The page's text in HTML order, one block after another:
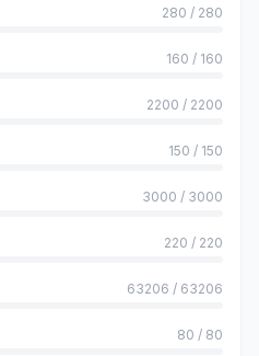
280 / 280
160 / 160
2200 / 2200
150 / 150
3000 / 3000
220 / 220
63206 / 63206
80 / 80